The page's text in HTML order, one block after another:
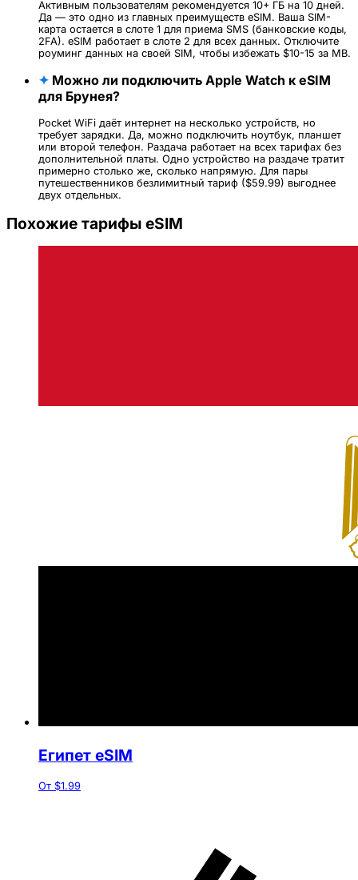
Активным пользователям рекомендуется 10+ ГБ на 10 дней.
Да — это одно из главных преимуществ eSIM. Ваша SIM-
карта остается в слоте 1 для приема SMS (банковские коды,
2FA). eSIM работает в слоте 2 для всех данных. Отключите
роуминг данных на своей SIM, чтобы избежать $10-15 за MB.
✦ Можно ли подключить Apple Watch к eSIM
для Брунея?
Pocket WiFi даёт интернет на несколько устройств, но
требует зарядки. Да, можно подключить ноутбук, планшет
или второй телефон. Раздача работает на всех тарифах без
дополнительной платы. Одно устройство на раздаче тратит
примерно столько же, сколько напрямую. Для пары
путешественников безлимитный тариф ($59.99) выгоднее
двух отдельных.
Похожие тарифы eSIM
Египет eSIM
От $1.99